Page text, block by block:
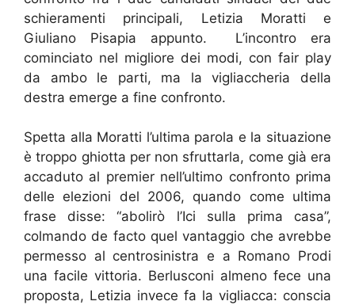
schieramenti principali, Letizia Moratti e
Giuliano Pisapia appunto. L’incontro era
cominciato nel migliore dei modi, con fair play
da ambo le parti, ma la vigliaccheria della
destra emerge a fine confronto.
Spetta alla Moratti l’ultima parola e la situazione
è troppo ghiotta per non sfruttarla, come già era
accaduto al premier nell’ultimo confronto prima
delle elezioni del 2006, quando come ultima
frase disse: “abolirò l’Ici sulla prima casa”,
colmando de facto quel vantaggio che avrebbe
permesso al centrosinistra e a Romano Prodi
una facile vittoria. Berlusconi almeno fece una
proposta, Letizia invece fa la vigliacca: conscia